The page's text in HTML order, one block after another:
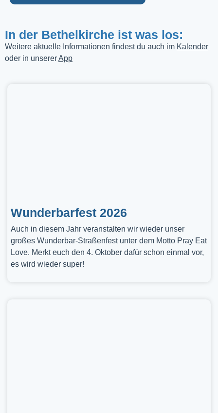
In der Bethelkirche ist was los:
Weitere aktuelle Informationen findest du auch im Kalender
oder in unsererApp
Wunderbarfest 2026
Auch in diesem Jahr veranstalten wir wieder unser
großes Wunderbar-Straßenfest unter dem Motto Pray Eat
Love. Merkt euch den 4. Oktober dafür schon einmal vor,
es wird wieder super!